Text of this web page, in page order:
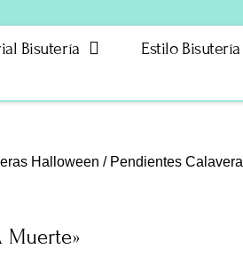
Bisutería
Estilo Bisutería
Halloween / Pendientes Calavera
Muerte»